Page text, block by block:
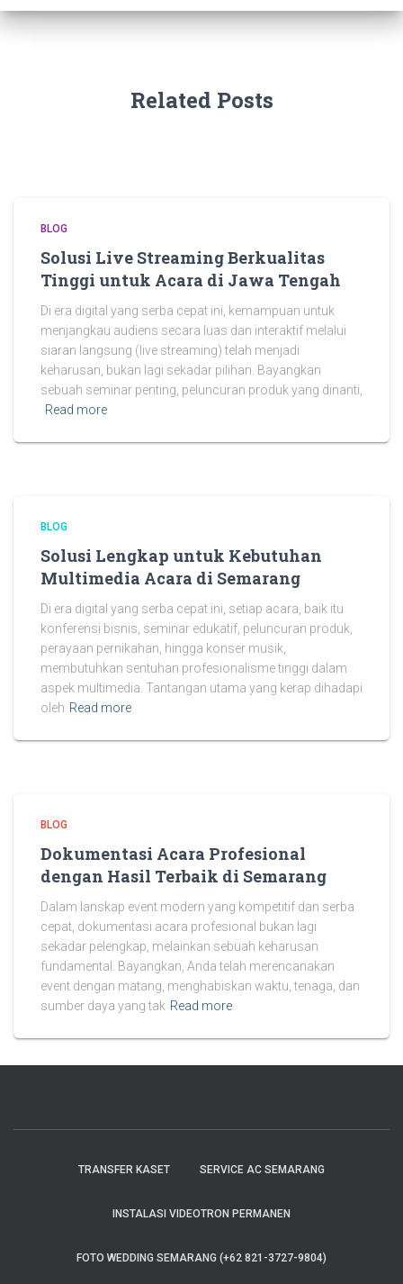
Related Posts
BLOG
Solusi Live Streaming Berkualitas
Tinggi untuk Acara di Jawa Tengah
Di era digital yang serba cepat ini, kemampuan untuk
menjangkau audiens secara luas dan interaktif melalui
siaran langsung (live streaming) telah menjadi
keharusan, bukan lagi sekadar pilihan. Bayangkan
sebuah seminar penting, peluncuran produk yang dinanti,
Read more
BLOG
Solusi Lengkap untuk Kebutuhan
Multimedia Acara di Semarang
Di era digital yang serba cepat ini, setiap acara, baik itu
konferensi bisnis, seminar edukatif, peluncuran produk,
perayaan pernikahan, hingga konser musik,
membutuhkan sentuhan profesionalisme tinggi dalam
aspek multimedia. Tantangan utama yang kerap dihadapi
oleh Read more
BLOG
Dokumentasi Acara Profesional
dengan Hasil Terbaik di Semarang
Dalam lanskap event modern yang kompetitif dan serba
cepat, dokumentasi acara profesional bukan lagi
sekadar pelengkap, melainkan sebuah keharusan
fundamental. Bayangkan, Anda telah merencanakan
event dengan matang, menghabiskan waktu, tenaga, dan
sumber daya yang tak Read more
TRANSFER KASET SERVICE AC SEMARANG
INSTALASI VIDEOTRON PERMANEN
FOTO WEDDING SEMARANG (+62 821-3727-9804)